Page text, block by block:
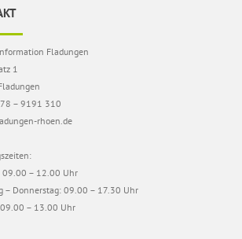
Fladungen
1
– 9191 310
rhoen.de
09.00 – 12.00 Uhr
– Donnerstag: 09.00 – 17.30 Uhr
– 13.00 Uhr